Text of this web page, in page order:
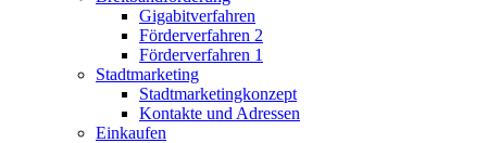
Gigabitverfahren
Förderverfahren 2
Förderverfahren 1
Stadtmarketing
Stadtmarketingkonzept
Kontakte und Adressen
Einkaufen